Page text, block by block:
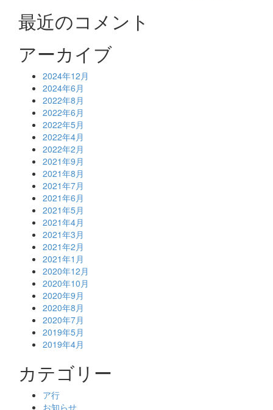
最近のコメント
アーカイブ
2024年12月
2024年6月
2022年8月
2022年6月
2022年5月
2022年4月
2022年2月
2021年9月
2021年8月
2021年7月
2021年6月
2021年5月
2021年4月
2021年3月
2021年2月
2021年1月
2020年12月
2020年10月
2020年9月
2020年8月
2020年7月
2019年5月
2019年4月
カテゴリー
ア行
お知らせ